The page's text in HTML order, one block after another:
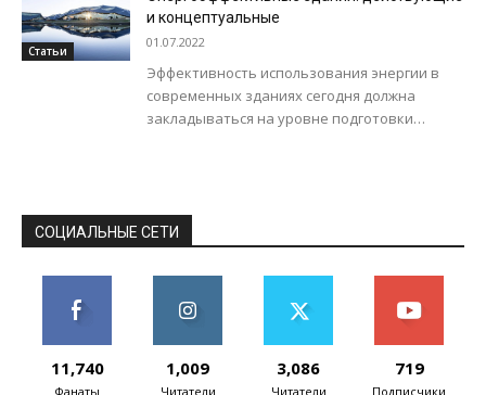
платежной системе MilliÖN, которая доступна
для...
Статьи
и концептуальные
01.07.2022
Эффективность использования энергии в
современных зданиях сегодня должна
закладываться на уровне подготовки
СОЦИАЛЬНЫЕ СЕТИ
11,740
Фанаты
1,009
Читатели
3,086
Читатели
719
Подписчики